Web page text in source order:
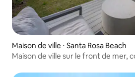
Maison de ville ⋅ Santa Rosa Beach
Maison de ville sur le front de mer,